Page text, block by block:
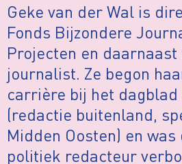
Geke van der Wal is
Fonds Bijzondere
Projecten en
journalist. Ze begon
carrière bij het
(redactie buitenland,
Midden Oosten) en
politiek redacteur